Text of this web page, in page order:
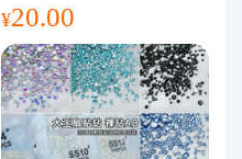
伽服女
¥20.00